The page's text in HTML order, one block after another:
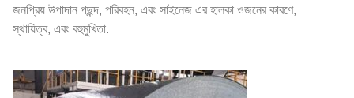
জনপ্রিয় উপাদান পছন্দ, পরিবহন, এবং সাইনেজ এর হালকা ওজনের কারণে,
স্থায়িত্ব, এবং বহুমুখিতা.